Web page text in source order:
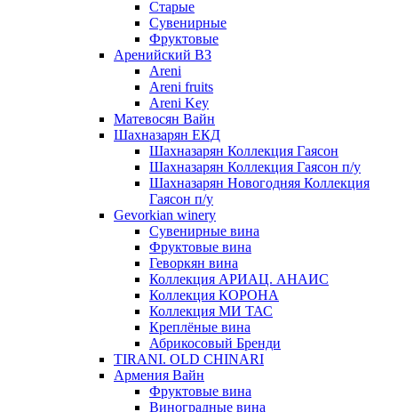
Старые
Сувенирные
Фруктовые
Аренийский ВЗ
Areni
Areni fruits
Areni Key
Матевосян Вайн
Шахназарян ЕКД
Шахназарян Коллекция Гаясон
Шахназарян Коллекция Гаясон п/у
Шахназарян Новогодняя Коллекция
Гаясон п/у
Gevorkian winery
Сувенирные вина
Фруктовые вина
Геворкян вина
Коллекция АРИАЦ. АНАИС
Коллекция КОРОНА
Коллекция МИ ТАС
Креплёные вина
Абрикосовый Бренди
TIRANI. OLD CHINARI
Армения Вайн
Фруктовые вина
Виноградные вина